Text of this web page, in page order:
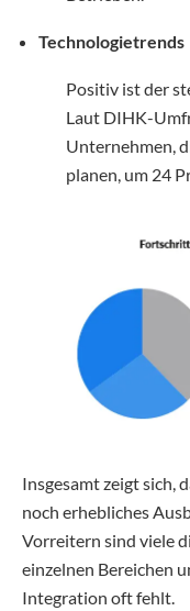
Technologietrends
Positiv ist der
Laut DIHK-
Unternehmen,
planen, um 24
Insgesamt zeigt sich,
noch erhebliches
Vorreitern sind viele
einzelnen Bereichen
Integration oft fehlt.